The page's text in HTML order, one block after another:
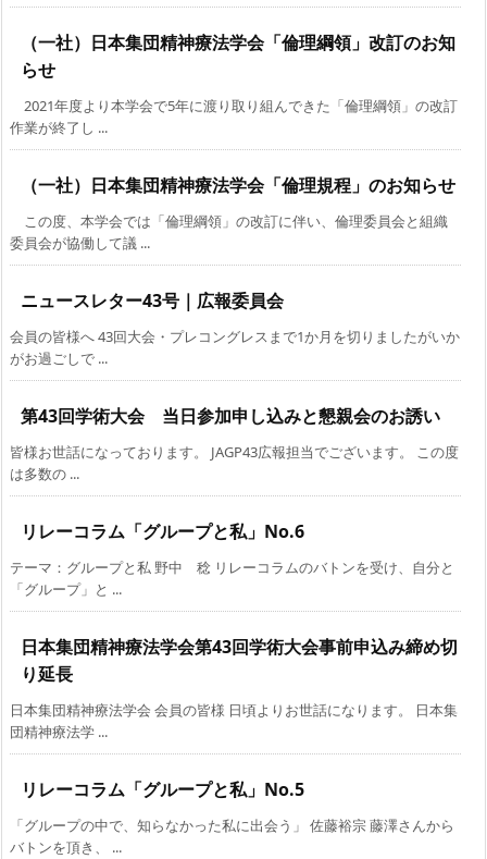
（一社）日本集団精神療法学会「倫理綱領」改訂のお知
らせ
2021年度より本学会で5年に渡り取り組んできた「倫理綱領」の改訂
作業が終了し ...
（一社）日本集団精神療法学会「倫理規程」のお知らせ
この度、本学会では「倫理綱領」の改訂に伴い、倫理委員会と組織
委員会が協働して議 ...
ニュースレター43号｜広報委員会
会員の皆様へ 43回大会・プレコングレスまで1か月を切りましたがいか
がお過ごしで ...
第43回学術大会 当日参加申し込みと懇親会のお誘い
皆様お世話になっております。 JAGP43広報担当でございます。 この度
は多数の ...
リレーコラム「グループと私」No.6
テーマ：グループと私 野中 稔 リレーコラムのバトンを受け、自分と
「グループ」と ...
日本集団精神療法学会第43回学術大会事前申込み締め切
り延長
日本集団精神療法学会 会員の皆様 日頃よりお世話になります。 日本集
団精神療法学 ...
リレーコラム「グループと私」No.5
「グループの中で、知らなかった私に出会う」 佐藤裕宗 藤澤さんから
バトンを頂き、 ...